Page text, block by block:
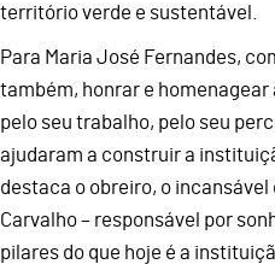
território verde e sustentável.
Para Maria José Fernandes,
também, honrar e homenagear
pelo seu trabalho, pelo seu
ajudaram a construir a
destaca o obreiro, o
Carvalho – responsável por
pilares do que hoje é a